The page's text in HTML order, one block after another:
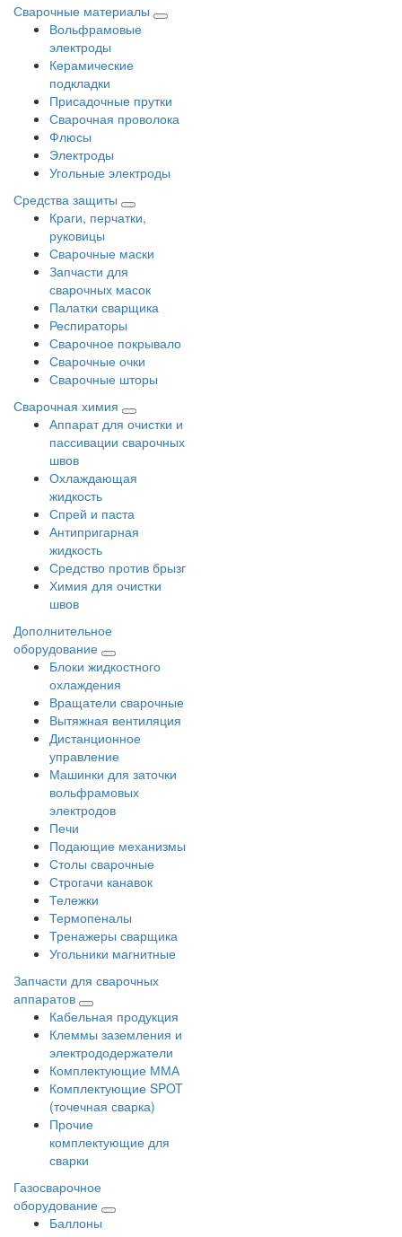
Сварочные материалы
Вольфрамовые
электроды
Керамические
подкладки
Присадочные прутки
Сварочная проволока
Флюсы
Электроды
Угольные электроды
Средства защиты
Краги, перчатки,
руковицы
Сварочные маски
Запчасти для
сварочных масок
Палатки сварщика
Респираторы
Сварочное покрывало
Сварочные очки
Сварочные шторы
Сварочная химия
Аппарат для очистки и
пассивации сварочных
швов
Охлаждающая
жидкость
Спрей и паста
Антипригарная
жидкость
Средство против брызг
Химия для очистки
швов
Дополнительное
оборудование
Блоки жидкостного
охлаждения
Вращатели сварочные
Вытяжная вентиляция
Дистанционное
управление
Машинки для заточки
вольфрамовых
электродов
Печи
Подающие механизмы
Столы сварочные
Строгачи канавок
Тележки
Термопеналы
Тренажеры сварщика
Угольники магнитные
Запчасти для сварочных
аппаратов
Кабельная продукция
Клеммы заземления и
электрододержатели
Комплектующие ММА
Комплектующие SPOT
(точечная сварка)
Прочие
комплектующие для
сварки
Газосварочное
оборудование
Баллоны